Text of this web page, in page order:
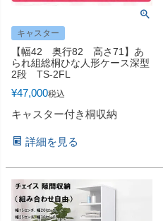
キャスター
【幅42 奥行82 高さ71】あ
られ組総桐ひな人形ケース深型
2段 TS-2FL
¥47,000税込
キャスター付き桐収納
詳細を見る